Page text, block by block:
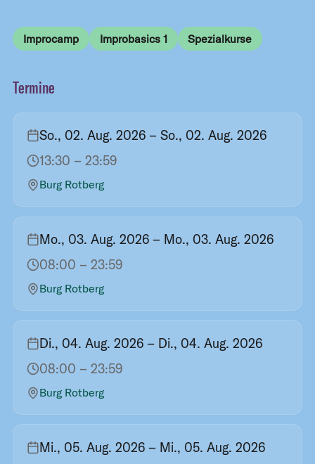
Improcamp Improbasics 1 Spezialkurse
Termine
So., 02. Aug. 2026 – So., 02. Aug. 2026
13:30 – 23:59
Burg Rotberg
Mo., 03. Aug. 2026 – Mo., 03. Aug. 2026
08:00 – 23:59
Burg Rotberg
Di., 04. Aug. 2026 – Di., 04. Aug. 2026
08:00 – 23:59
Burg Rotberg
Mi., 05. Aug. 2026 – Mi., 05. Aug. 2026